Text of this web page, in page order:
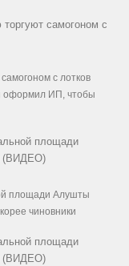
самогоном с
с лотков
оформил ИП, чтобы
площади
(ВИДЕО)
площади Алушты
чиновники
площади
(ВИДЕО)